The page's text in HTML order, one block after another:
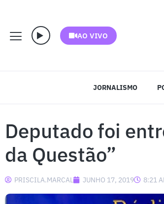
AO VIVO
JORNALISMO
Deputado foi
da Questão”
PRISCILA.MARCAL JUNHO 17, 2019 8:21